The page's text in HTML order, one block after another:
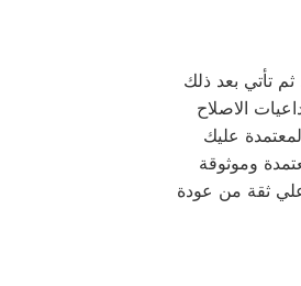
ثم تأتي بعد ذلك
الاصلاح
عليك
ثقة من عودة